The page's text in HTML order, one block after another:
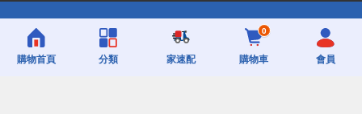
購物首頁 分類 家速配
0
購物車 會員